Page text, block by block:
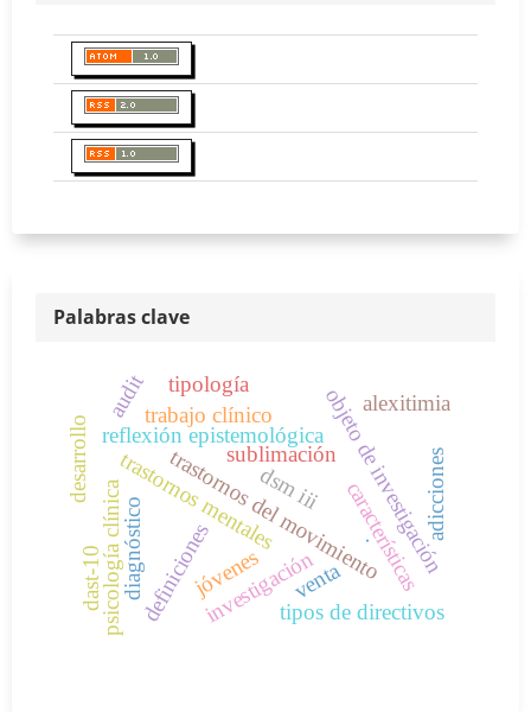
Palabras clave
dsm iii
trastornos mentales
psicología clínica trastornos del movimiento
investigación
reflexión epistemológicaobjeto de investigación
.
tipos de directivos
trabajo clínico
sublimación
alexitimia
definiciones características
diagnóstico
adicciones
audit
dast-10 jóvenes
tipología
desarrollo
venta